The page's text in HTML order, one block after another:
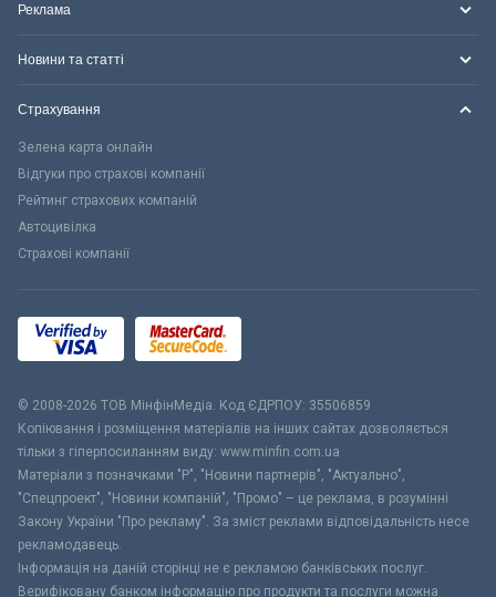
Реклама
Новини та статті
Страхування
Зелена карта онлайн
Відгуки про страхові компанії
Рейтинг страхових компаній
Автоцивілка
Страхові компанії
© 2008-2026 ТОВ МiнфiнМедiа. Код ЄДРПОУ: 35506859
Копіювання і розміщення матеріалів на інших сайтах дозволяється
тільки з гіперпосиланням виду: www.minfin.com.ua
Матеріали з позначками "Р", "Новини партнерів", "Актуально",
"Спецпроект", "Новини компаній", "Промо" – це реклама, в розумінні
Закону України "Про рекламу". За зміст реклами відповідальність несе
рекламодавець.
Інформація на даній сторінці не є рекламою банківських послуг.
Верифіковану банком інформацію про продукти та послуги можна